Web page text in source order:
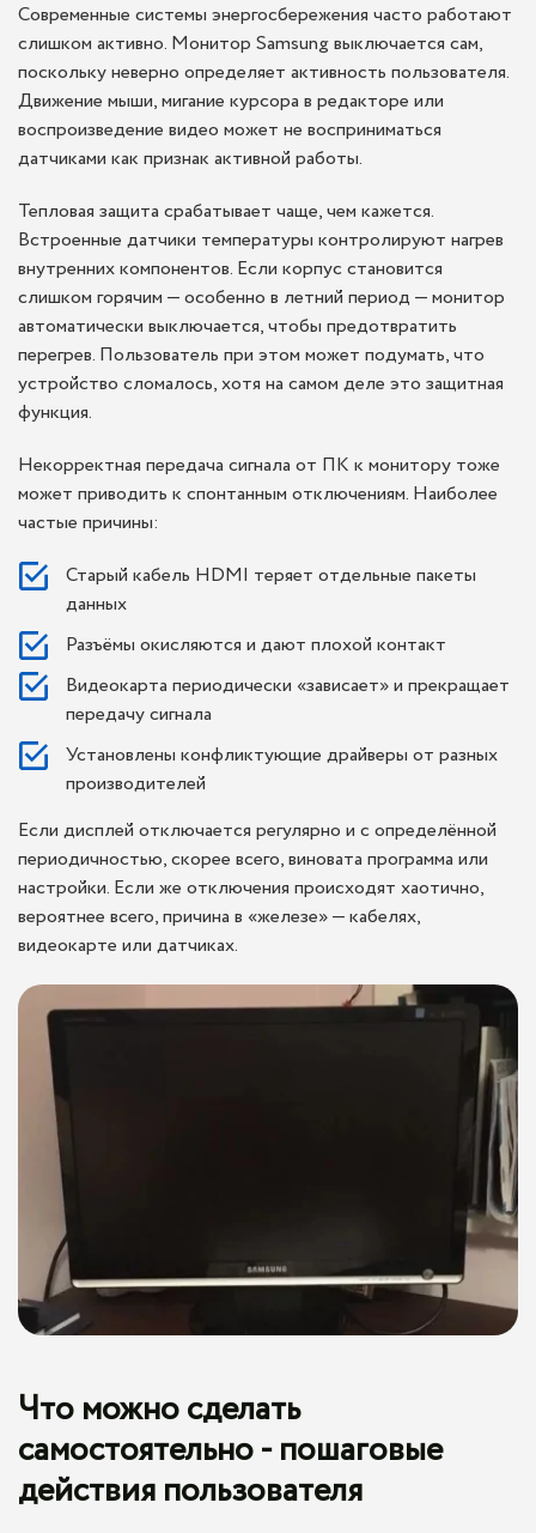
Современные системы энергосбережения часто работают
слишком активно. Монитор Samsung выключается сам,
поскольку неверно определяет активность пользователя.
Движение мыши, мигание курсора в редакторе или
воспроизведение видео может не восприниматься
датчиками как признак активной работы.
Тепловая защита срабатывает чаще, чем кажется.
Встроенные датчики температуры контролируют нагрев
внутренних компонентов. Если корпус становится
слишком горячим — особенно в летний период — монитор
автоматически выключается, чтобы предотвратить
перегрев. Пользователь при этом может подумать, что
устройство сломалось, хотя на самом деле это защитная
функция.
Некорректная передача сигнала от ПК к монитору тоже
может приводить к спонтанным отключениям. Наиболее
частые причины:
Старый кабель HDMI теряет отдельные пакеты
данных
Разъёмы окисляются и дают плохой контакт
Видеокарта периодически «зависает» и прекращает
передачу сигнала
Установлены конфликтующие драйверы от разных
производителей
Если дисплей отключается регулярно и с определённой
периодичностью, скорее всего, виновата программа или
настройки. Если же отключения происходят хаотично,
вероятнее всего, причина в «железе» — кабелях,
видеокарте или датчиках.
Что можно сделать
самостоятельно - пошаговые
действия пользователя